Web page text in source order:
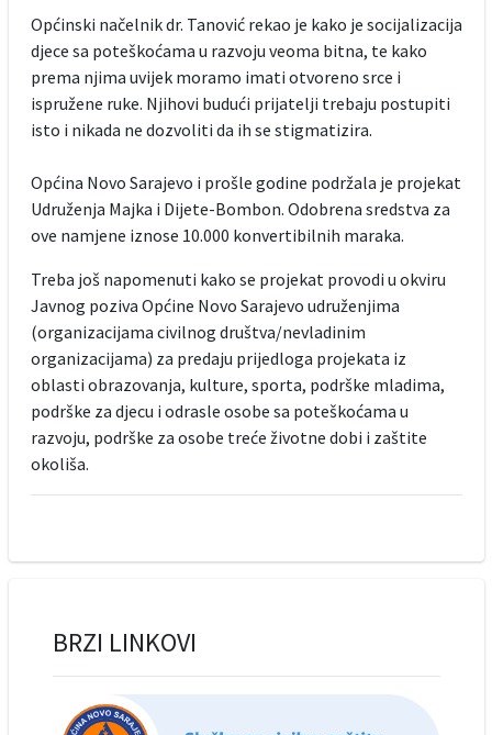
Općinski načelnik dr. Tanović rekao je kako je socijalizacija
djece sa poteškoćama u razvoju veoma bitna, te kako
prema njima uvijek moramo imati otvoreno srce i
ispružene ruke. Njihovi budući prijatelji trebaju postupiti
isto i nikada ne dozvoliti da ih se stigmatizira.
Općina Novo Sarajevo i prošle godine podržala je projekat
Udruženja Majka i Dijete-Bombon. Odobrena sredstva za
ove namjene iznose 10.000 konvertibilnih maraka.
Treba još napomenuti kako se projekat provodi u okviru
Javnog poziva Općine Novo Sarajevo udruženjima
(organizacijama civilnog društva/nevladinim
organizacijama) za predaju prijedloga projekata iz
oblasti obrazovanja, kulture, sporta, podrške mladima,
podrške za djecu i odrasle osobe sa poteškoćama u
razvoju, podrške za osobe treće životne dobi i zaštite
okoliša.
BRZI LINKOVI